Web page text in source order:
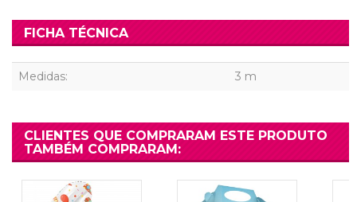
FICHA TÉCNICA
Medidas: 3 m
CLIENTES QUE COMPRARAM ESTE PRODUTO
TAMBÉM COMPRARAM: